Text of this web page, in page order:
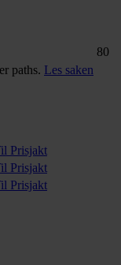
paths. Les saken
80
Prisjakt
Prisjakt
Prisjakt